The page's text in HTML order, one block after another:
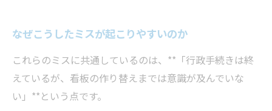
なぜこうしたミスが起こりやすいのか
これらのミスに共通しているのは、**「行政手続きは終
えているが、看板の作り替えまでは意識が及んでいな
い」**という点です。